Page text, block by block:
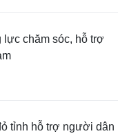
lực chăm sóc, hỗ trợ
tỉnh hỗ trợ người dân